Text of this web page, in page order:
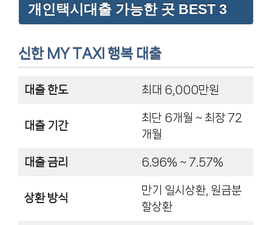
개인택시대출 가능한 곳 BEST 3
신한 MY TAXI 행복 대출
대출 한도 최대 6,000만원
대출 기간
최단 6개월 ~ 최장 72
개월
대출 금리 6.96% ~ 7.57%
상환 방식
만기 일시상환, 원금분
할상환